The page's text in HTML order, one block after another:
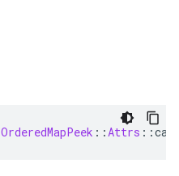
OrderedMapPeek ::Attrs ::